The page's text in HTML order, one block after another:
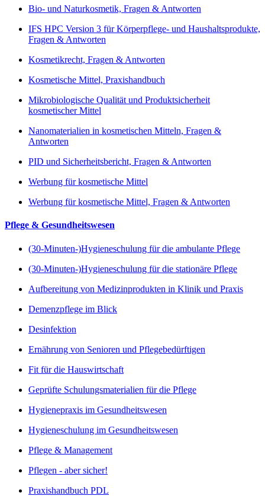
Bio- und Naturkosmetik, Fragen & Antworten
IFS HPC Version 3 für Körperpflege- und Haushaltsprodukte,
Fragen & Antworten
Kosmetikrecht, Fragen & Antworten
Kosmetische Mittel, Praxishandbuch
Mikrobiologische Qualität und Produktsicherheit
kosmetischer Mittel
Nanomaterialien in kosmetischen Mitteln, Fragen &
Antworten
PID und Sicherheitsbericht, Fragen & Antworten
Werbung für kosmetische Mittel
Werbung für kosmetische Mittel, Fragen & Antworten
Pflege & Gesundheitswesen
(30-Minuten-)Hygieneschulung für die ambulante Pflege
(30-Minuten-)Hygieneschulung für die stationäre Pflege
Aufbereitung von Medizinprodukten in Klinik und Praxis
Demenzpflege im Blick
Desinfektion
Ernährung von Senioren und Pflegebedürftigen
Fit für die Hauswirtschaft
Geprüfte Schulungsmaterialien für die Pflege
Hygienepraxis im Gesundheitswesen
Hygieneschulung im Gesundheitswesen
Pflege & Management
Pflegen - aber sicher!
Praxishandbuch PDL